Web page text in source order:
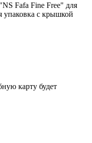
Fafa Fine Free" для
упаковка с крышкой
карту будет